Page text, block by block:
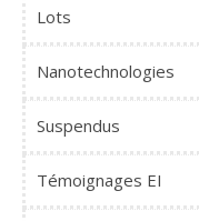
Lots
Nanotechnologies
Suspendus
Témoignages EI